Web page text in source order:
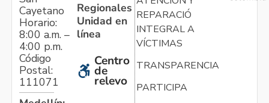
Cayetano
Horario:
8:00 a.m. –
4:00 p.m.
Código
Postal:
111071
Regionales
Unidad en
línea
Centro
de
relevo
REPARACIÓN
INTEGRAL A
VÍCTIMAS
TRANSPARENCIA
PARTICIPA